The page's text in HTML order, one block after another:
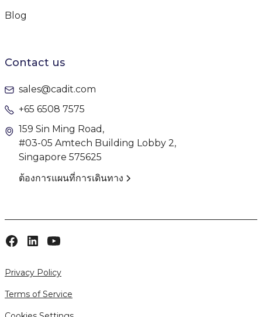
Blog
Contact us
sales@cadit.com
+65 6508 7575
159 Sin Ming Road,
#03-05 Amtech Building Lobby 2,
Singapore 575625
ต้องการแผนที่การเดินทาง
Privacy Policy
Terms of Service